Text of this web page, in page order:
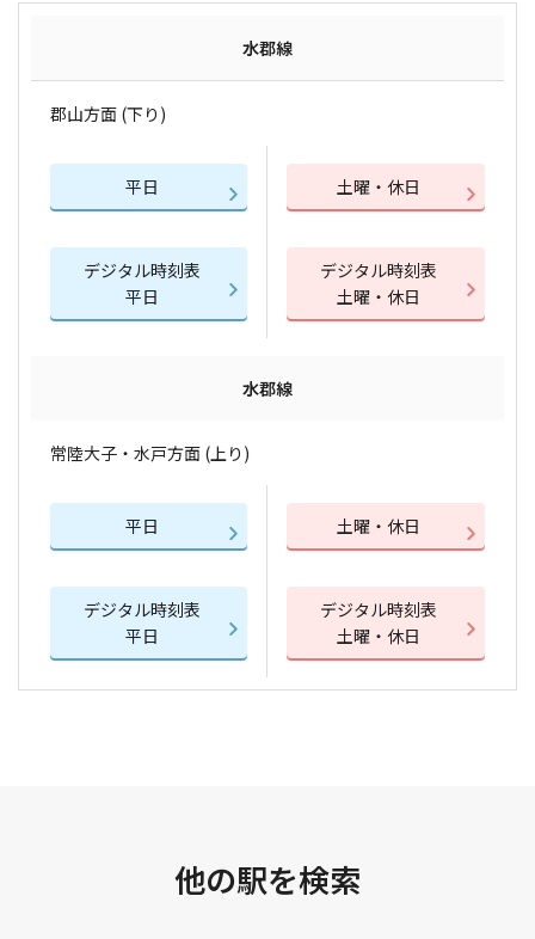
水郡線
郡山方面 (下り)
平日 土曜・休日
デジタル時刻表
平日
デジタル時刻表
土曜・休日
水郡線
常陸大子・水戸方面 (上り)
平日 土曜・休日
デジタル時刻表
平日
デジタル時刻表
土曜・休日
他の駅を検索